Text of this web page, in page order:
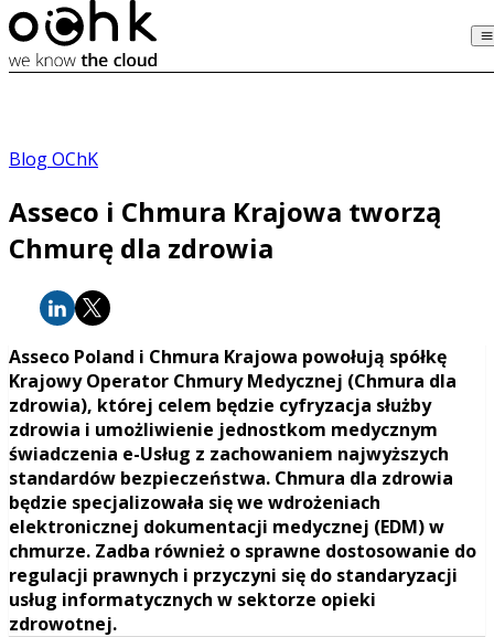
Blog OChK
Asseco i Chmura Krajowa tworzą
Chmurę dla zdrowia
Asseco Poland i Chmura Krajowa powołują spółkę
Krajowy Operator Chmury Medycznej (Chmura dla
zdrowia), której celem będzie cyfryzacja służby
zdrowia i umożliwienie jednostkom medycznym
świadczenia e-Usług z zachowaniem najwyższych
standardów bezpieczeństwa. Chmura dla zdrowia
będzie specjalizowała się we wdrożeniach
elektronicznej dokumentacji medycznej (EDM) w
chmurze. Zadba również o sprawne dostosowanie do
regulacji prawnych i przyczyni się do standaryzacji
usług informatycznych w sektorze opieki
zdrowotnej.